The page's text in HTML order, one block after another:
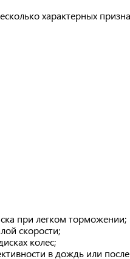
характерных
при легком торможении;
скорости;
колес;
в дождь или